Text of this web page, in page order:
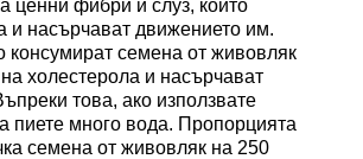
ценни фибри и слуз, които
и насърчават движението им.
консумират семена от живовляк
холестерола и насърчават
това, ако използвате
пиете много вода. Пропорцията
семена от живовляк на 250